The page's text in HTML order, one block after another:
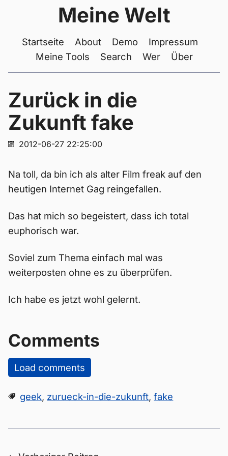
Meine Welt
Startseite About Demo
Impressum
Meine Tools
Search Wer Über
Zurück in die
Zukunft fake
2012-06-27 22:25:00
Na toll, da bin ich als alter Film freak auf den
heutigen Internet Gag reingefallen.
Das hat mich so begeistert, dass ich total
euphorisch war.
Soviel zum Thema einfach mal was
weiterposten ohne es zu überprüfen.
Ich habe es jetzt wohl gelernt.
Comments
Load comments
geek, zurueck-in-die-zukunft,fake